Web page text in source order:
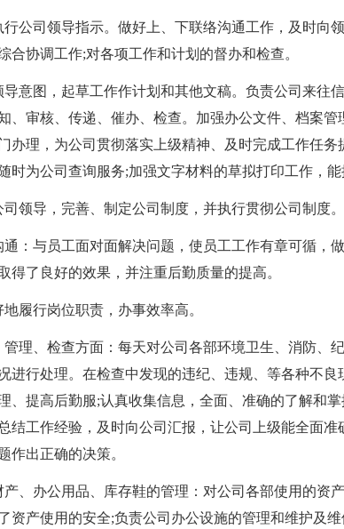
行公司领导指示。做好上、下联络沟通工作，及时向
合协调工作;对各项工作和计划的督办和检查。
导意图，起草工作作计划和其他文稿。负责公司来往
、审核、传递、催办、检查。加强办公文件、档案
办理，为公司贯彻落实上级精神、及时完成工作任
时为公司查询服务;加强文字材料的草拟打印工作，能
司领导，完善、制定公司制度，并执行贯彻公司制度。
通：与员工面对面解决问题，使员工工作有章可循，
得了良好的效果，并注重后勤质量的提高。
地履行岗位职责，办事效率高。
管理、检查方面：每天对公司各部环境卫生、消防、
进行处理。在检查中发现的违纪、违规、等各种不
、提高后勤服;认真收集信息，全面、准确的了解和
结工作经验，及时向公司汇报，让公司上级能全面
作出正确的决策。
产、办公用品、库存鞋的管理：对公司各部使用的资
资产使用的安全;负责公司办公设施的管理和维护及